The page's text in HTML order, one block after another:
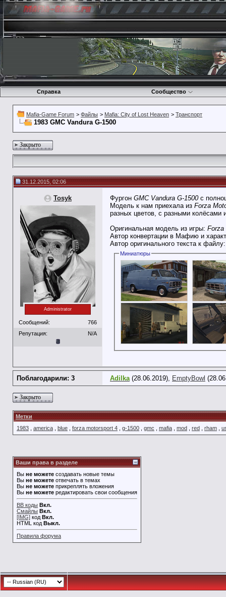
Справка Сообщество
Mafia-Game Forum > Файлы > Mafia: City of Lost Heaven > Транспорт
1983 GMC Vandura G-1500
Закрыто
31.12.2015, 02:06
Tosyk
Administrator
Сообщений:
766
Репутация:
N/A
Фургон GMC Vandura G-1500с
Модель к нам приехала из Forza
разных цветов, с разными колёсами
Оригинальная модель из игры: Forza
Автор конвертации в Мафию и
Автор оригинального текста к
Миниатюры
Поблагодарили: 3 Adilka(28.06.2019), EmptyBowl
Закрыто
Метки
1983
america blue forza motorsport 4 g-1500 gmc mafia mod red rham
Ваши права в разделе
Вы не можете создавать новые темы
Вы не можете отвечать в темах
Вы не можете прикреплять вложения
Вы не можете редактировать свои сообщения
BB коды Вкл.
Смайлы Вкл.
[IMG] код Вкл.
HTML код Выкл.
Правила форума